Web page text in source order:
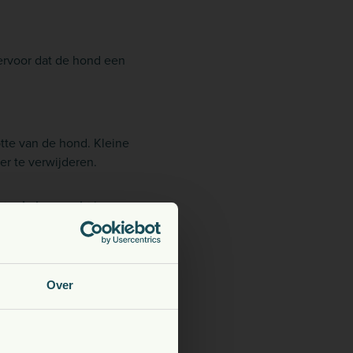
Over
dat de hond een
van de hond. Kleine
te verwijderen.
in hun vachtkunnen
aan dit